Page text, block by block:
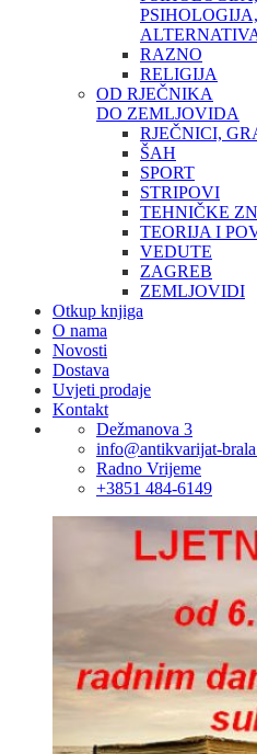
PSIHOLOGIJA,
RAZNO
RELIGIJA
OD RJEČNIKA
DO ZEMLJOVIDA
RJEČNICI,
ŠAH
SPORT
STRIPOVI
TEHNIČKE
TEORIJA I
VEDUTE
ZAGREB
ZEMLJOVIDI
Otkup knjiga
O nama
Novosti
Dostava
Uvjeti prodaje
Kontakt
Dežmanova 3
info@antikvarijat-
Radno Vrijeme
+3851 484-6149